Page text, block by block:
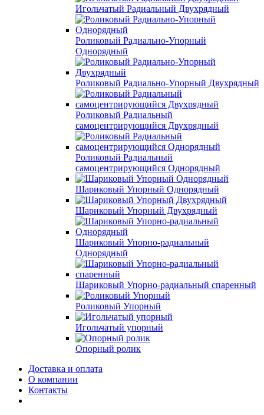
Игольчатый Радиальный Двухрядный
Роликовый Радиально-Упорный
Однорядный
Роликовый Радиально-Упорный Двухрядный
Роликовый Радиальный
самоцентрирующийся Двухрядный
Роликовый Радиальный
самоцентрирующийся Однорядный
Шариковый Упорный Однорядный
Шариковый Упорный Двухрядный
Шариковый Упорно-радиальный
Однорядный
Шариковый Упорно-радиальный спаренный
Роликовый Упорный
Игольчатый упорный
Опорный ролик
Доставка и оплата
О компании
Контакты